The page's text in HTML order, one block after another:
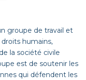
groupe de travail et
droits humains,
la société civile
est de soutenir les
qui défendent les